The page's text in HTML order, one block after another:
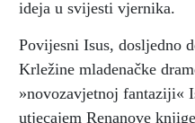
ideja u svijesti vjernika.
Povijesni Isus, dosljedno
Krležine mladenačke
»novozavjetnoj fantaziji«
utjecajem Renanove